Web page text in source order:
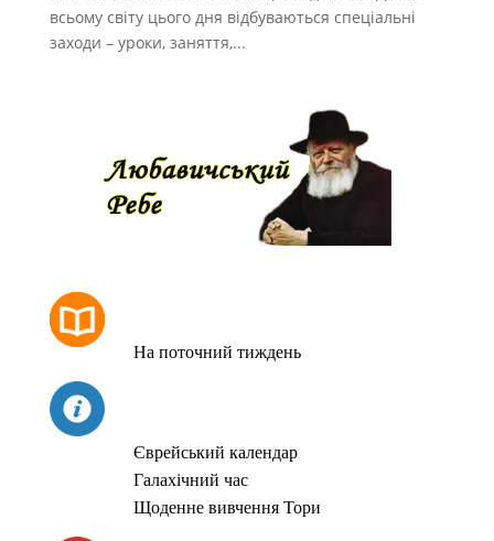
всьому світу цього дня відбуваються спеціальні
заходи – уроки, заняття,...
На поточний тиждень
Єврейський календар
Галахічний час
Щоденне вивчення Тори